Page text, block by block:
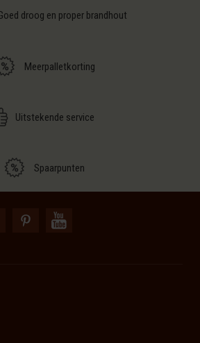
droog en proper brandhout
Meerpalletkorting
Uitstekende service
Spaarpunten